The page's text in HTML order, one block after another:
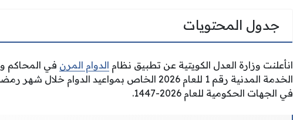
جدول المحتويات
انأعلنت وزارة العدل الكويتية عن تطبيق نظام الدوام المرن في المحاكم
الخدمة المدنية رقم 1 للعام 2026 الخاص بمواعيد
في الجهات الحكومية للعام 2026-1447.